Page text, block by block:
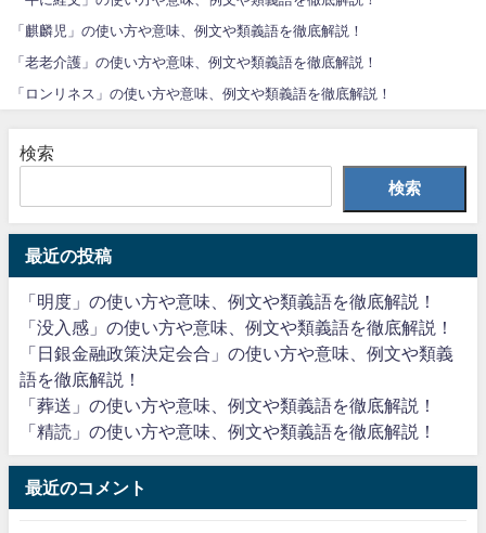
「麒麟児」の使い方や意味、例文や類義語を徹底解説！
「老老介護」の使い方や意味、例文や類義語を徹底解説！
「ロンリネス」の使い方や意味、例文や類義語を徹底解説！
検索
検索
最近の投稿
「明度」の使い方や意味、例文や類義語を徹底解説！
「没入感」の使い方や意味、例文や類義語を徹底解説！
「日銀金融政策決定会合」の使い方や意味、例文や類義
語を徹底解説！
「葬送」の使い方や意味、例文や類義語を徹底解説！
「精読」の使い方や意味、例文や類義語を徹底解説！
最近のコメント